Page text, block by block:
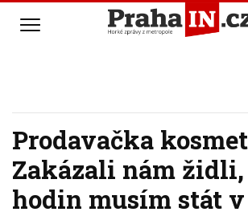
Prodavačka
Zakázali nám
hodin musím stát